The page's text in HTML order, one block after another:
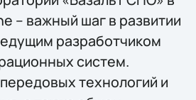
– важный шаг в развитии
разработчиком
систем.
технологий и